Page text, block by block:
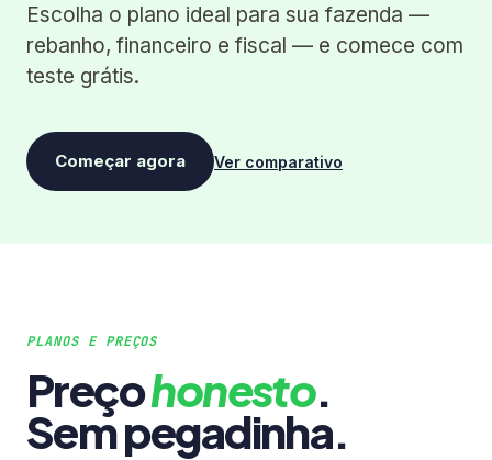
Escolha o plano ideal para sua fazenda —
rebanho, financeiro e fiscal — e comece com
teste grátis.
Começar agora Ver comparativo
PLANOS E PREÇOS
Preçohonesto.
Sem pegadinha.